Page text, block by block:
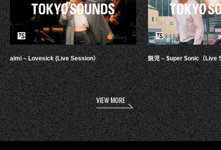
aimi – Lovesick (Live Session） 鋭児 – $uper $onic（Live
VIEW MORE